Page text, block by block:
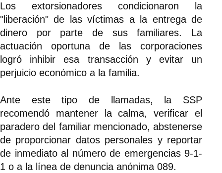
Los extorsionadores condicionaron la
"liberación" de las víctimas a la entrega de
dinero por parte de sus familiares. La
actuación oportuna de las corporaciones
logró inhibir esa transacción y evitar un
perjuicio económico a la familia.
Ante este tipo de llamadas, la SSP
recomendó mantener la calma, verificar el
paradero del familiar mencionado, abstenerse
de proporcionar datos personales y reportar
de inmediato al número de emergencias 9-1-
1 o a la línea de denuncia anónima 089.